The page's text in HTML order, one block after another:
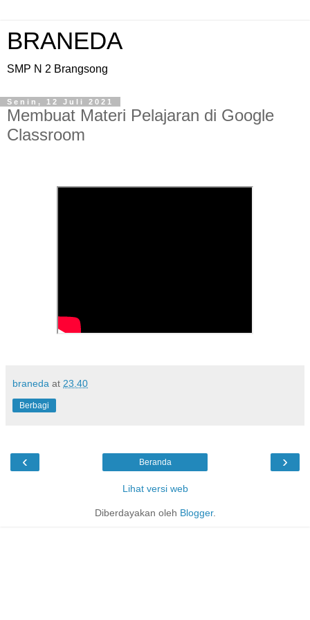
BRANEDA
SMP N 2 Brangsong
Senin, 12 Juli 2021
Membuat Materi Pelajaran di Google
Classroom
braneda at 23.40
Berbagi
‹ ›
Beranda
Lihat versi web
Diberdayakan oleh Blogger.